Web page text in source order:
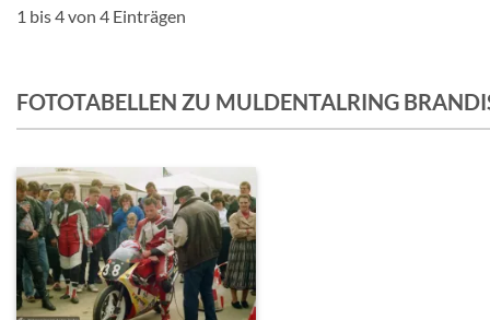
1 bis 4 von 4 Einträgen
FOTOTABELLEN ZU MULDENTALRING